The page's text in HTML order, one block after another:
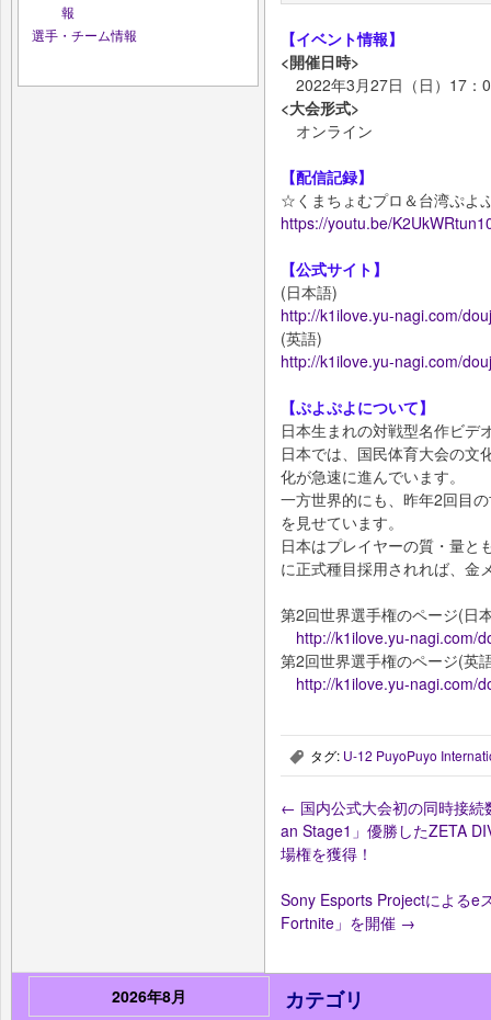
報
選手・チーム情報
【イベント情報】
<開催日時>
2022年3月27日（日）17：
<大会形式>
オンライン
【配信記録】
☆くまちょむプロ＆台湾ぷよ
https://youtu.be/
【公式サイト】
(日本語)
http://k1ilove.yu-nagi.com/
(英語)
http://k1ilove.yu-nagi.com/
【ぷよぷよについて】
日本生まれの対戦型名作ビデ
日本では、国民体育大会の文
化が急速に進んでいます。
一方世界的にも、昨年2回目
を見せています。
日本はプレイヤーの質・量と
に正式種目採用されれば、金
第2回世界選手権のページ(日
http://k1ilove.yu-nagi.com/
第2回世界選手権のページ(英
http://k1ilove.yu-nagi.com/
, タグ: U-12 PuyoPuyo
← 国内公式大会初の同時接
an Stage1」優勝したZETA
場権を獲得！
Sony Esports Projectによるe
Fortnite」を開催 →
2026年8月
カテゴリ